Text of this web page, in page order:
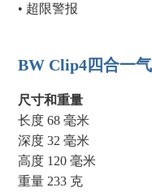
• 超限警报
BW Clip4四合一
尺寸和重量
长度 68 毫米
深度 32 毫米
高度 120 毫米
重量 233 克